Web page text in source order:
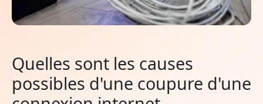
Quelles sont les causes
possibles d'une coupure d'une